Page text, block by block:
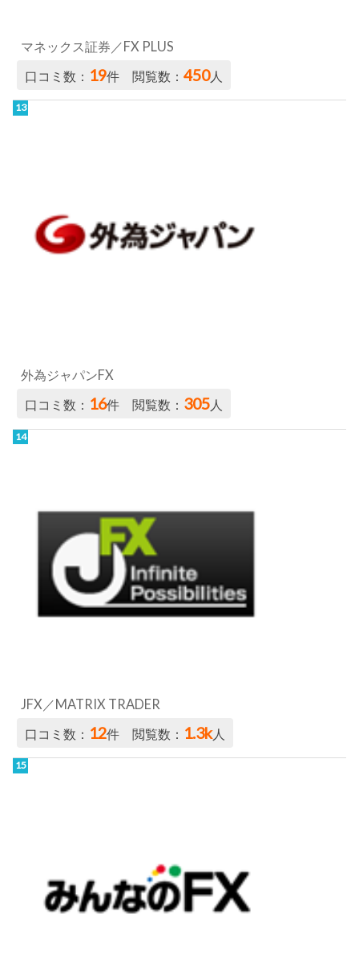
マネックス証券／FX PLUS
口コミ数： 19件 閲覧数：450人
外為ジャパンFX
口コミ数： 16件 閲覧数： 305人
JFX／MATRIX TRADER
口コミ数： 12件 閲覧数： 1.3k人